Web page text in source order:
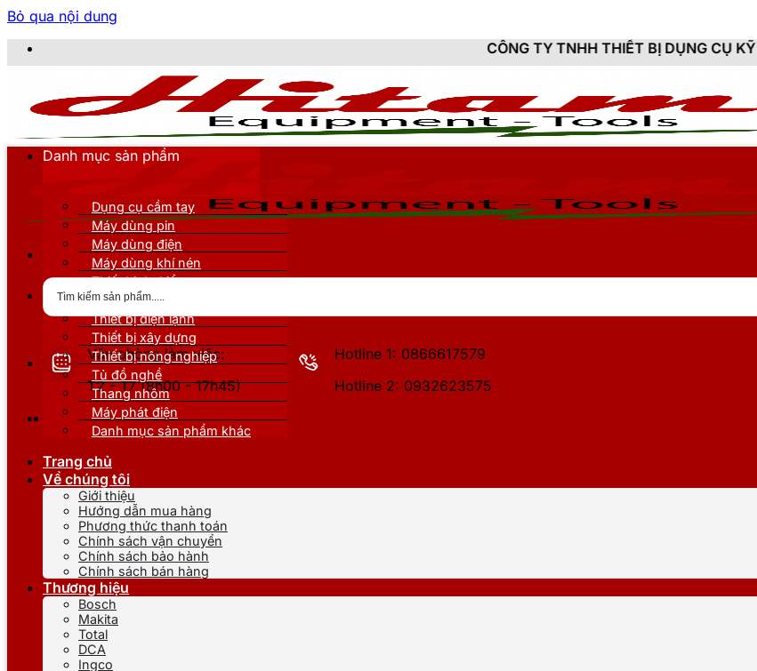
Bỏ qua nội dung
CÔNG TY TNHH THIẾT BỊ DỤNG CỤ KỸ THUẬT
Văn phòng làm việc:
T2 - T7 (8h00 - 17h45)
Hotline 1: 0866617579
Hotline 2: 0932623575
Danh mục sản phẩm
Dụng cụ cầm tay
Máy dùng pin
Máy dùng điện
Máy dùng khí nén
Thiết bị đo kiểm
Thiết bị nâng đỡ
Thiết bị điện lạnh
Thiết bị xây dựng
Thiết bị nông nghiệp
Tủ đồ nghề
Thang nhôm
Máy phát điện
Danh mục sản phẩm khác
Trang chủ
Về chúng tôi
Giới thiệu
Hướng dẫn mua hàng
Phương thức thanh toán
Chính sách vận chuyển
Chính sách bảo hành
Chính sách bán hàng
Thương hiệu
Bosch
Makita
Total
DCA
Ingco